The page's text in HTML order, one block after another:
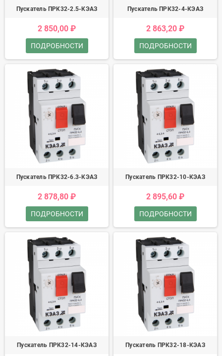
Пускатель ПРК32-2.5-КЭАЗ
2 850,00 ₽
ПОДРОБНОСТИ
Пускатель ПРК32-4-КЭАЗ
2 863,20 ₽
ПОДРОБНОСТИ
Пускатель ПРК32-6.3-КЭАЗ
2 878,80 ₽
ПОДРОБНОСТИ
Пускатель ПРК32-10-КЭАЗ
2 895,60 ₽
ПОДРОБНОСТИ
Пускатель ПРК32-14-КЭАЗ Пускатель ПРК32-18-КЭАЗ